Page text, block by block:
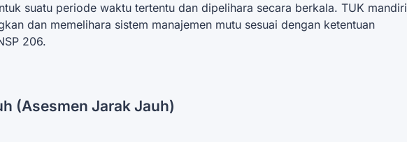
suatu periode waktu tertentu dan dipelihara secara berkala. TUK mandiri
dan memelihara sistem manajemen mutu sesuai dengan ketentuan
206.
(Asesmen Jarak Jauh)